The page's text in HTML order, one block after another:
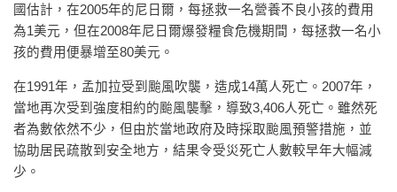
國估計，在2005年的尼日爾，每拯救一名營養不良小孩的費用
為1美元，但在2008年尼日爾爆發糧食危機期間，每拯救一名小
孩的費用便暴增至80美元。
在1991年，孟加拉受到颱風吹襲，造成14萬人死亡。2007年，
當地再次受到強度相約的颱風襲擊，導致3,406人死亡。雖然死
者為數依然不少，但由於當地政府及時採取颱風預警措施，並
協助居民疏散到安全地方，結果令受災死亡人數較早年大幅減
少。